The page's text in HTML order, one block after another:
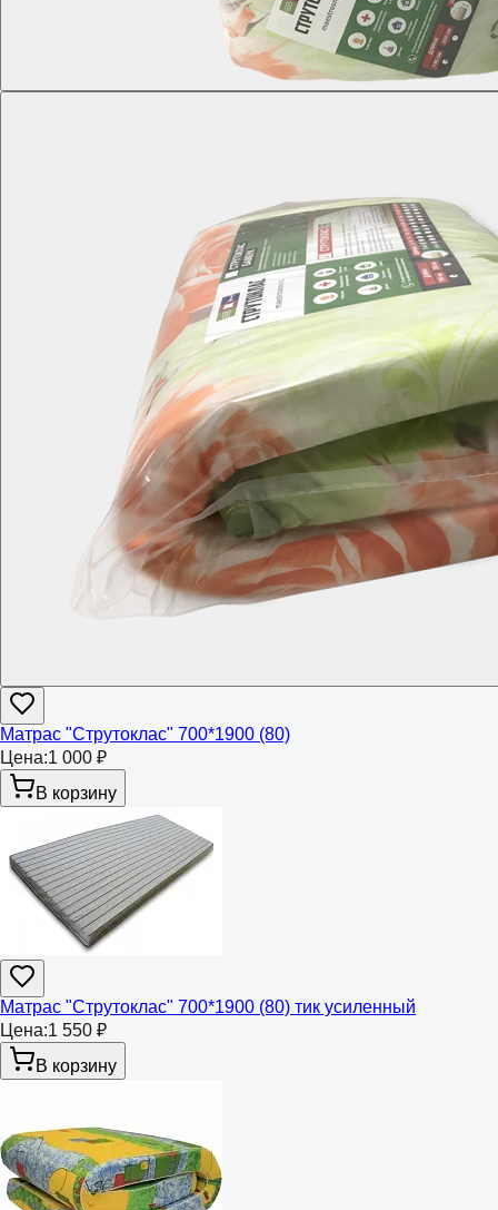
Матрас "Струтоклас" 700*1900 (80)
Цена:1 000 ₽
В корзину
Матрас "Струтоклас" 700*1900 (80) тик усиленный
Цена:1 550 ₽
В корзину